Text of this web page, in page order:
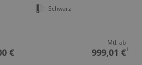
Schwarz
€
Mtl. ab
999,01 €1